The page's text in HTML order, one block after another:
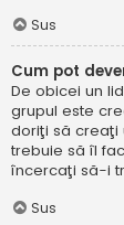
Sus
Cum pot
De obicei un
grupul este
doriţi să creaţi
trebuie să îl
încercaţi să-i
Sus